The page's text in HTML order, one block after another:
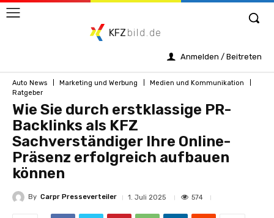
KFZ bild.de
Anmelden / Beitreten
Auto News Marketing und Werbung
Medien und Kommunikation
Ratgeber
Wie Sie durch erstklassige PR-
Backlinks als KFZ
Sachverständiger Ihre Online-
Präsenz erfolgreich aufbauen
können
By Carpr Presseverteiler 1. Juli 2025 574